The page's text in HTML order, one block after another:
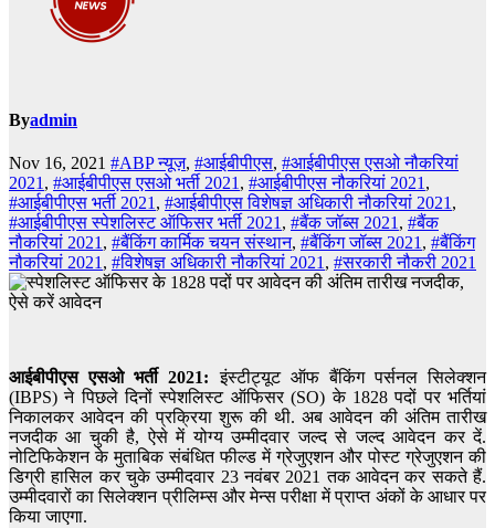
Byadmin
Nov 16, 2021 #ABP न्यूज़, #आईबीपीएस, #आईबीपीएस एसओ नौकरियां
2021, #आईबीपीएस एसओ भर्ती 2021, #आईबीपीएस नौकरियां 2021,
#आईबीपीएस भर्ती 2021, #आईबीपीएस विशेषज्ञ अधिकारी नौकरियां 2021,
#आईबीपीएस स्पेशलिस्ट ऑफिसर भर्ती 2021, #बैंक जॉब्स 2021, #बैंक
नौकरियां 2021, #बैंकिंग कार्मिक चयन संस्थान, #बैंकिंग जॉब्स 2021, #बैंकिंग
नौकरियां 2021, #विशेषज्ञ अधिकारी नौकरियां 2021, #सरकारी नौकरी 2021
आईबीपीएस एसओ भर्ती 2021: इंस्टीट्यूट ऑफ बैंकिंग पर्सनल सिलेक्शन
(IBPS) ने पिछले दिनों स्पेशलिस्ट ऑफिसर (SO) के 1828 पदों पर भर्तियां
निकालकर आवेदन की प्रक्रिया शुरू की थी. अब आवेदन की अंतिम तारीख
नजदीक आ चुकी है, ऐसे में योग्य उम्मीदवार जल्द से जल्द आवेदन कर दें.
नोटिफिकेशन के मुताबिक संबंधित फील्ड में ग्रेजुएशन और पोस्ट ग्रेजुएशन की
डिग्री हासिल कर चुके उम्मीदवार 23 नवंबर 2021 तक आवेदन कर सकते हैं.
उम्मीदवारों का सिलेक्शन प्रीलिम्स और मेन्स परीक्षा में प्राप्त अंकों के आधार पर
किया जाएगा.